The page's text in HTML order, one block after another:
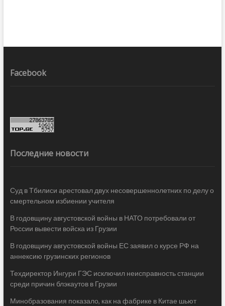
Facebook
Последние новости
Суд в Тбилиси арестовал двух несовершеннолетних по делу о
смертельном избиении учителя
В годовщину августовской войны в НАТО потребовали от
России вывести войска из Грузии
В годовщину августовской войны ЕС заявил о курсе РФ на
аннексию грузинских регионов
Техдиректор Ингури ГЭС исключил неисправность станции
среди причин блэкаутов в Грузии
Минобразования показало, как на фабрике в Китае шьют